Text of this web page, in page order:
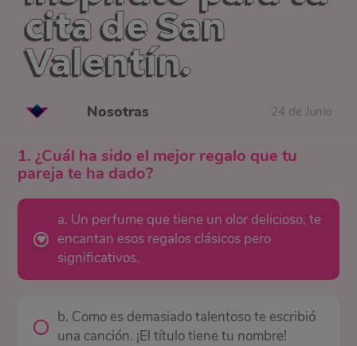
cita de San
Valentín.
Nosotras 24 de Junio
1. ¿Cuál ha sido el mejor regalo que tu
pareja te ha dado?
a. Un perfume que tiene un olor delicioso, te
encantan esos regalos clásicos pero
significativos.
b. Como es demasiado talentoso te escribió
una canción. ¡El título tiene tu nombre!